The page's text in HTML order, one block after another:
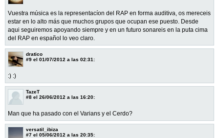
Vuestra música es la representacíon del RAP en forma auditiva, os mereceis
estar en lo alto más que muchos grupos que ocupan ese puesto. Desde
aqui seguiremos apoyando siempre y en un futuro sonareis en la puta cima
del RAP en español lo veo claro.
dratico
#9 el 01/07/2012 a las 02:31:
:) :)
TazeT
#8 el 26/06/2012 a las 16:20:
Man que ha pasado con el Varians y el Cerdo?
versatil_ibiza
#7 el 05/06/2012 a las 20:35: